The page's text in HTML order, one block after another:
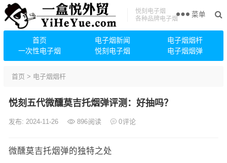
悦刻电子烟
各种品牌电子烟
首页 电子烟新闻
电子烟烟杆
一次性电子烟
悦刻电子烟 电子烟烟弹
菜单
首页 > 电子烟烟杆
悦刻五代微醺莫吉托烟弹评测：好抽吗？
发布: 2024-11-26 896阅读 0评论
微醺莫吉托烟弹的独特之处